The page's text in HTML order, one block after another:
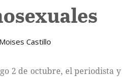
Moises Castillo
2 de octubre, el periodista y